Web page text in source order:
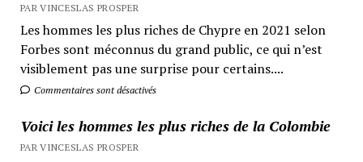
PAR VINCESLAS PROSPER
Les hommes les plus riches de Chypre en 2021 selon
Forbes sont méconnus du grand public, ce qui n’est
visiblement pas une surprise pour certains....
Commentaires sont désactivés
Voici les hommes les plus riches de la Colombie
PAR VINCESLAS PROSPER